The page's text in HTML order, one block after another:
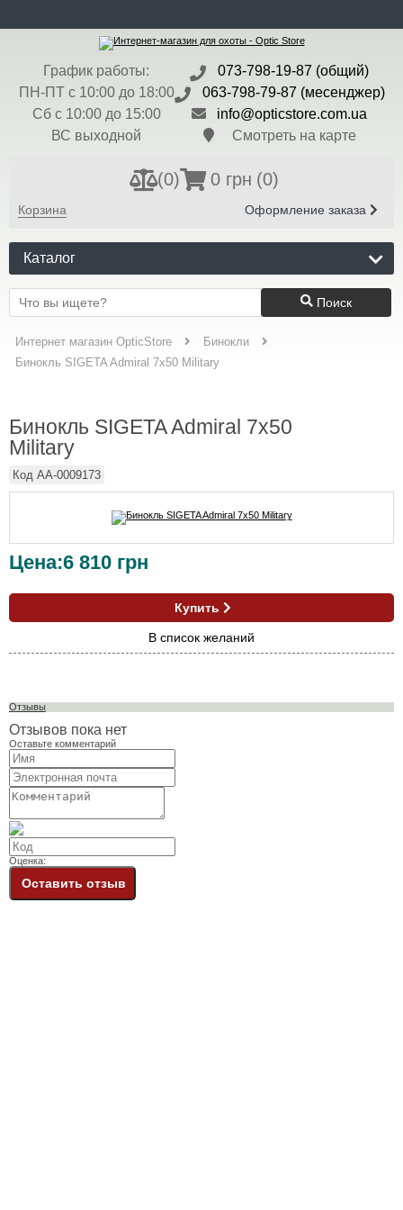
$ - 45 грн
Вход
Регистрация
График работы:
ПН-ПТ с 10:00 до 18:00
Сб с 10:00 до 15:00
ВС выходной
073-798-19-87 (общий)
063-798-79-87 (месенджер)
info@opticstore.com.ua
Смотреть на карте
(0) 0 грн (0)
Корзина Оформление заказа
Каталог
Поиск
Интернет магазин OpticStore
Бинокли
Бинокль SIGETA Admiral 7x50 Military
Бинокль SIGETA Admiral 7x50
Military
Код AA-0009173
Цена:6 810 грн
Купить
В список желаний
Отзывы
Отзывов пока нет
Оставьте комментарий
Оценка:
Оставить отзыв